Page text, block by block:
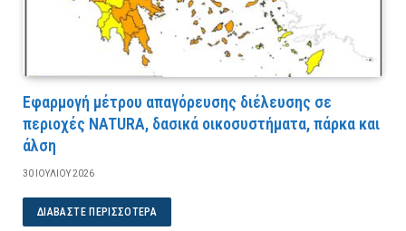
Εφαρμογή μέτρου απαγόρευσης διέλευσης σε
περιοχές NATURA, δασικά οικοσυστήματα, πάρκα και
άλση
30 ΙΟΥΛΊΟΥ 2026
ΔΙΑΒΆΣΤΕ ΠΕΡΙΣΣΌΤΕΡΑ